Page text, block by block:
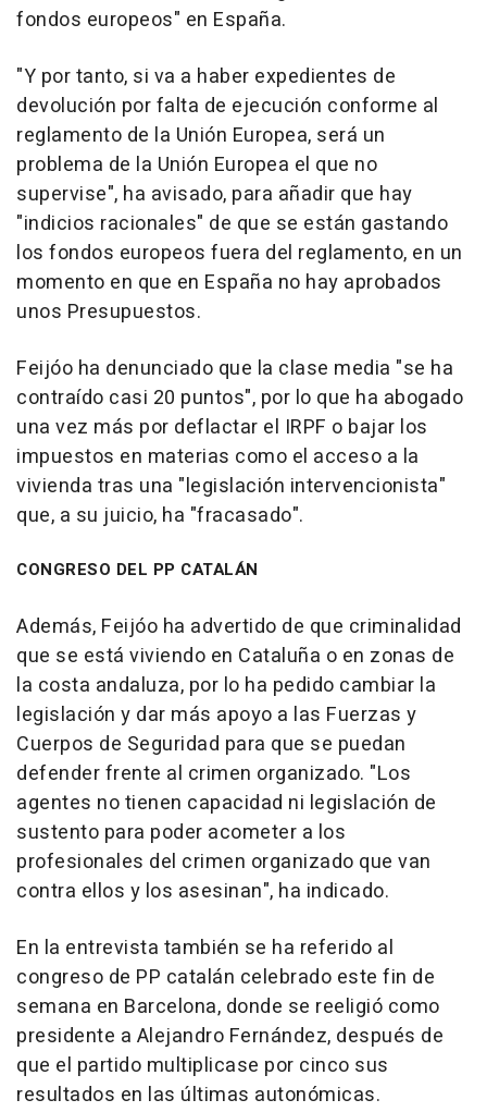
fondos europeos" en España.
"Y por tanto, si va a haber expedientes de
devolución por falta de ejecución conforme al
reglamento de la Unión Europea, será un
problema de la Unión Europea el que no
supervise", ha avisado, para añadir que hay
"indicios racionales" de que se están gastando
los fondos europeos fuera del reglamento, en un
momento en que en España no hay aprobados
unos Presupuestos.
Feijóo ha denunciado que la clase media "se ha
contraído casi 20 puntos", por lo que ha abogado
una vez más por deflactar el IRPF o bajar los
impuestos en materias como el acceso a la
vivienda tras una "legislación intervencionista"
que, a su juicio, ha "fracasado".
CONGRESO DEL PP CATALÁN
Además, Feijóo ha advertido de que criminalidad
que se está viviendo en Cataluña o en zonas de
la costa andaluza, por lo ha pedido cambiar la
legislación y dar más apoyo a las Fuerzas y
Cuerpos de Seguridad para que se puedan
defender frente al crimen organizado. "Los
agentes no tienen capacidad ni legislación de
sustento para poder acometer a los
profesionales del crimen organizado que van
contra ellos y los asesinan", ha indicado.
En la entrevista también se ha referido al
congreso de PP catalán celebrado este fin de
semana en Barcelona, donde se reeligió como
presidente a Alejandro Fernández, después de
que el partido multiplicase por cinco sus
resultados en las últimas autonómicas.